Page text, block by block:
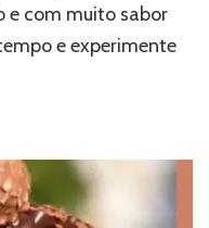
e com muito sabor
e experimente